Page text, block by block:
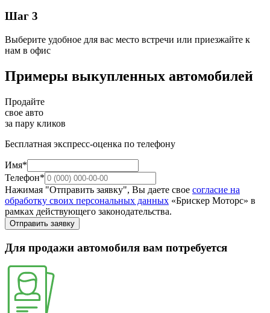
Шаг 3
Выберите удобное для вас место встречи или приезжайте к
нам в офис
Примеры выкупленных автомобилей
Продайте
свое авто
за пару кликов
Бесплатная экспресс-оценка по телефону
Имя*
Телефон*
Нажимая "Отправить заявку", Вы даете свое согласие на
обработку своих персональных данных «Брискер Моторс» в
рамках действующего законодательства.
Отправить заявку
Для продажи автомобиля вам потребуется